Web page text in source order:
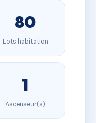
80
Lots habitation
1
Ascenseur(s)